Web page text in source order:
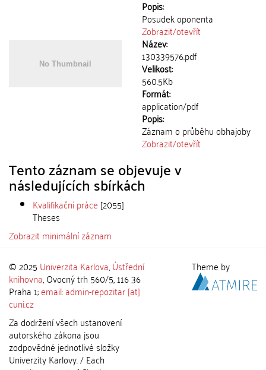
Popis:
Posudek oponenta
Zobrazit/otevřít
Název:
130339576.pdf
Velikost:
560.5Kb
Formát:
application/pdf
Popis:
Záznam o průběhu obhajoby
Zobrazit/otevřít
Tento záznam se objevuje v
následujících sbírkách
Kvalifikační práce [2055]
Theses
Zobrazit minimální záznam
© 2025 Univerzita Karlova,Ústřední
knihovna, Ovocný trh 560/5, 116 36
Praha 1;email: admin-repozitar [at]
cuni.cz
Za dodržení všech ustanovení
autorského zákona jsou
zodpovědné jednotlivé složky
Univerzity Karlovy. / Each
Theme by